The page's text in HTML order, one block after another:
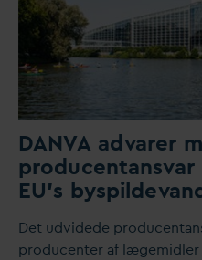
DANVA advarer
producentansvar
EU’s byspildev
Det udvidede
producenter af